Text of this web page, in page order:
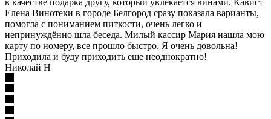
Елена Винотеки в городе Белгород сразу показала варианты,
помогла с пониманием питкости, очень легко и
непринуждённо шла беседа. Милый кассир Мария нашла мою
карту по номеру, все прошло быстро. Я очень довольна!
Приходила и буду приходить еще неоднократно!
Николай Н